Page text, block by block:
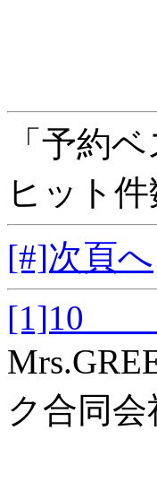
「予約
ヒット件
[#]次頁へ
ク合同会